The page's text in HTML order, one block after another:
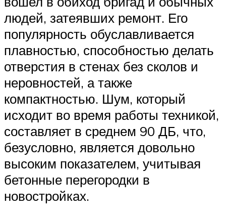
людей, затеявших ремонт. Его
популярность обуславливается
плавностью, способностью делать
отверстия в стенах без сколов и
неровностей, а также
компактностью. Шум, который
исходит во время работы техникой,
составляет в среднем 90 ДБ, что,
безусловно, является довольно
высоким показателем, учитывая
бетонные перегородки в
новостройках.